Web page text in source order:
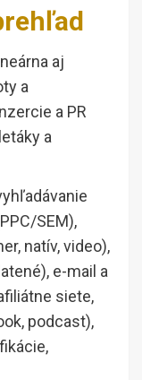
aj
a
a PR
a
SEM),
natív, video),
e-mail a
siete,
podcast),